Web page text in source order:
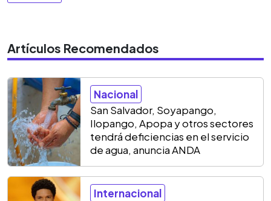
Artículos Recomendados
Nacional
San Salvador, Soyapango,
Ilopango, Apopa y otros sectores
tendrá deficiencias en el servicio
de agua, anuncia ANDA
Internacional